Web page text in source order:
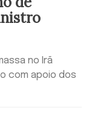
no Irã
com apoio dos